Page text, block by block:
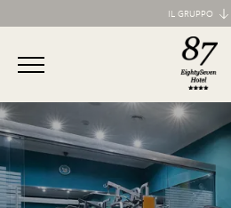
IL GRUPPO
Maison d'Art
87 Hotel
77 Hotel
55 Hotel
Maison d'Art